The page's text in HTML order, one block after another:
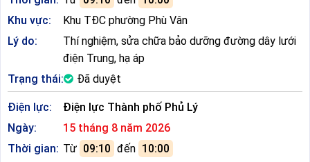
Khu vực:
Khu TĐC phường Phù Vân
Lý do:
Thí nghiệm, sửa chữa bảo dưỡng đường dây lưới
điện Trung, hạ áp
Trạng thái:
Đã duyệt
Điện lực:
Điện lực Thành phố Phủ Lý
Ngày:
15 tháng 8 năm 2026
Thời gian: Từ 09:10 đến 10:00